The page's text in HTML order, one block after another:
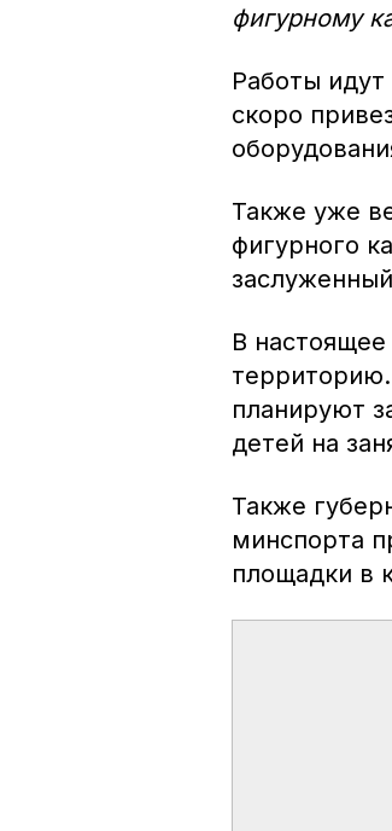
фигурному
Работы
скоро
Также уже
фигурного
В
планируют
детей на
Также
минспорта
площадки в